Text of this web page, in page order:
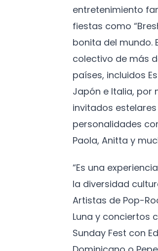
entretenimiento
fiestas como
bonita del mundo.
colectivo de más
países, incluidos
Japón e Italia, por
invitados
personalidades
Paola, Anitta y
“Es una
la diversidad
Artistas de Pop-
Luna y conciertos
Sunday Fest con